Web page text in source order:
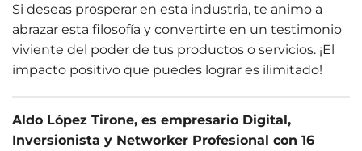
Si deseas prosperar en esta industria, te animo a
abrazar esta filosofía y convertirte en un testimonio
viviente del poder de tus productos o servicios. ¡El
impacto positivo que puedes lograr es ilimitado!
Aldo López Tirone, es empresario Digital,
Inversionista y Networker Profesional con 16